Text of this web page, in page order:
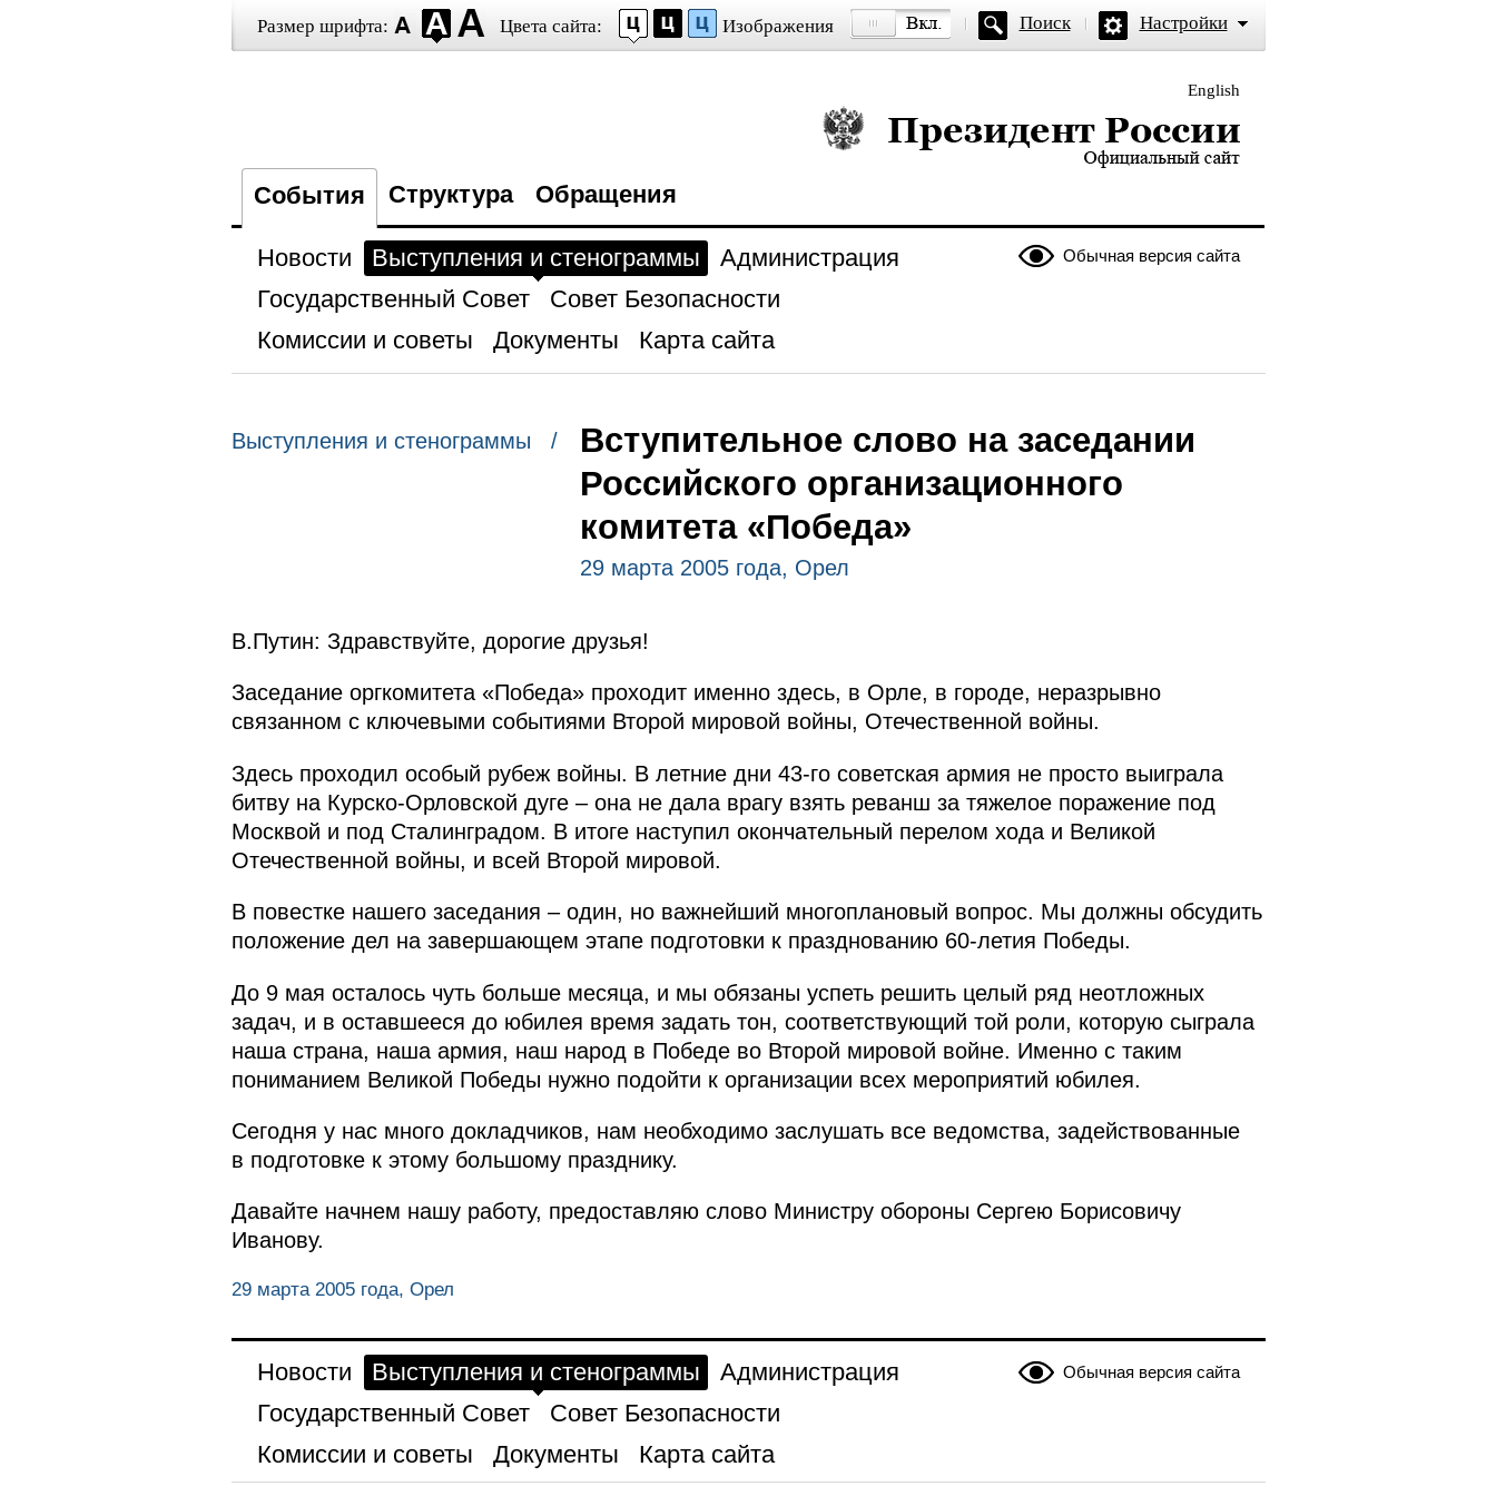
Размер шрифта: Цвета сайта: Изображения Поиск Настройки
English
Президент России — официальный сайт
События Структура Обращения
Обычная версия сайта
Новости Выступления и стенограммы
Администрация
Государственный Совет
Совет Безопасности
Комиссии и советы
Документы Карта сайта
Выступления и стенограммы /
Вступительное слово на заседании
Российского организационного
комитета «Победа»
29 марта 2005 года, Орел
В.Путин: Здравствуйте, дорогие друзья!
Заседание оргкомитета «Победа» проходит именно здесь, в Орле, в городе, неразрывно
связанном с ключевыми событиями Второй мировой войны, Отечественной войны.
Здесь проходил особый рубеж войны. В летние дни 43-го советская армия не просто выиграла
битву на Курско-Орловской дуге – она не дала врагу взять реванш за тяжелое поражение под
Москвой и под Сталинградом. В итоге наступил окончательный перелом хода и Великой
Отечественной войны, и всей Второй мировой.
В повестке нашего заседания – один, но важнейший многоплановый вопрос. Мы должны обсудить
положение дел на завершающем этапе подготовки к празднованию 60-летия Победы.
До 9 мая осталось чуть больше месяца, и мы обязаны успеть решить целый ряд неотложных
задач, и в оставшееся до юбилея время задать тон, соответствующий той роли, которую сыграла
наша страна, наша армия, наш народ в Победе во Второй мировой войне. Именно с таким
пониманием Великой Победы нужно подойти к организации всех мероприятий юбилея.
Сегодня у нас много докладчиков, нам необходимо заслушать все ведомства, задействованные
в подготовке к этому большому празднику.
Давайте начнем нашу работу, предоставляю слово Министру обороны Сергею Борисовичу
Иванову.
29 марта 2005 года, Орел
Обычная версия сайта
Новости Выступления и стенограммы
Администрация
Государственный Совет
Совет Безопасности
Комиссии и советы
Документы Карта сайта